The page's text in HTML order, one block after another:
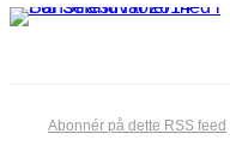
Abonnér på dette RSS feed